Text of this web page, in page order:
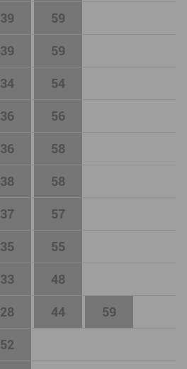
39 59
39 59
34 54
36 56
36 58
38 58
37 57
35 55
33 48
28 44 59
52